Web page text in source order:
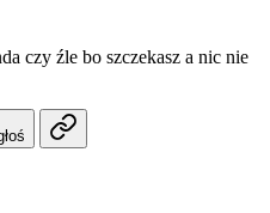
czy źle bo szczekasz a nic nie